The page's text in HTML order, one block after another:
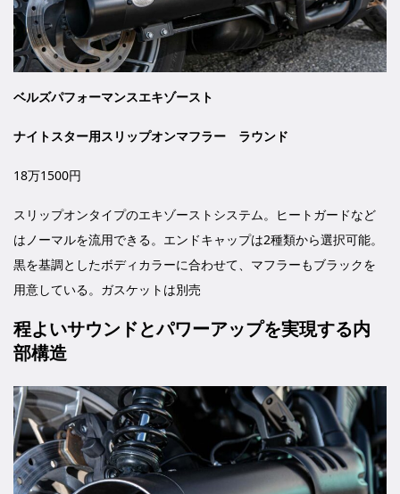
ベルズパフォーマンスエキゾースト
ナイトスター用スリップオンマフラー ラウンド
18万1500円
スリップオンタイプのエキゾーストシステム。ヒートガードなど
はノーマルを流用できる。エンドキャップは2種類から選択可能。
黒を基調としたボディカラーに合わせて、マフラーもブラックを
用意している。ガスケットは別売
程よいサウンドとパワーアップを実現する内
部構造